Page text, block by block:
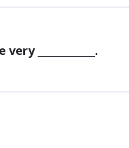
____________.